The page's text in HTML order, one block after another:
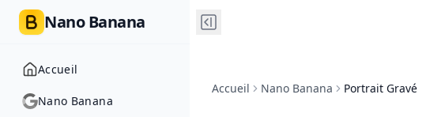
Nano Banana
Accueil
Nano Banana
Accueil Nano Banana Portrait Gravé